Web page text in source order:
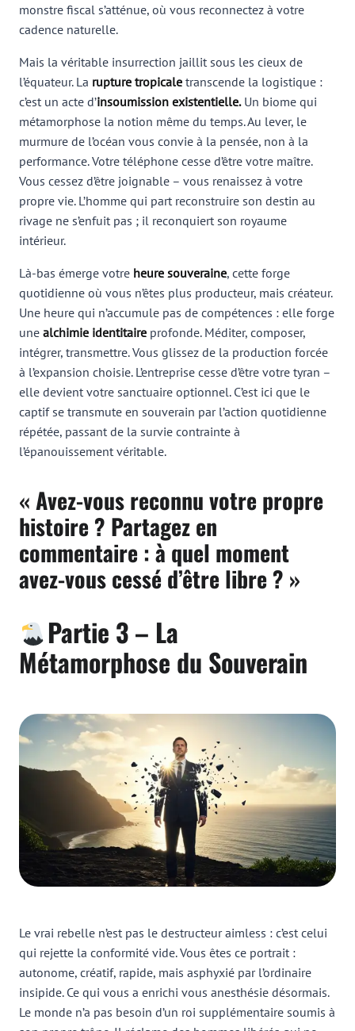
monstre fiscal s’atténue, où vous reconnectez à votre
cadence naturelle.
Mais la véritable insurrection jaillit sous les cieux de
l’équateur. La rupture tropicale transcende la logistique :
c’est un acte d’insoumission existentielle.Un biome qui
métamorphose la notion même du temps. Au lever, le
murmure de l’océan vous convie à la pensée, non à la
performance. Votre téléphone cesse d’être votre maître.
Vous cessez d’être joignable – vous renaissez à votre
propre vie. L’homme qui part reconstruire son destin au
rivage ne s’enfuit pas ; il reconquiert son royaume
intérieur.
Là-bas émerge votre heure souveraine, cette forge
quotidienne où vous n’êtes plus producteur, mais créateur.
Une heure qui n’accumule pas de compétences : elle forge
une alchimie identitaire profonde. Méditer, composer,
intégrer, transmettre. Vous glissez de la production forcée
à l’expansion choisie. L’entreprise cesse d’être votre tyran –
elle devient votre sanctuaire optionnel. C’est ici que le
captif se transmute en souverain par l’action quotidienne
répétée, passant de la survie contrainte à
l’épanouissement véritable.
« Avez-vous reconnu votre propre
histoire ? Partagez en
commentaire : à quel moment
avez-vous cessé d’être libre ? »
Partie 3 – La
Métamorphose du Souverain
Le vrai rebelle n’est pas le destructeur aimless : c’est celui
qui rejette la conformité vide. Vous êtes ce portrait :
autonome, créatif, rapide, mais asphyxié par l’ordinaire
insipide. Ce qui vous a enrichi vous anesthésie désormais.
Le monde n’a pas besoin d’un roi supplémentaire soumis à